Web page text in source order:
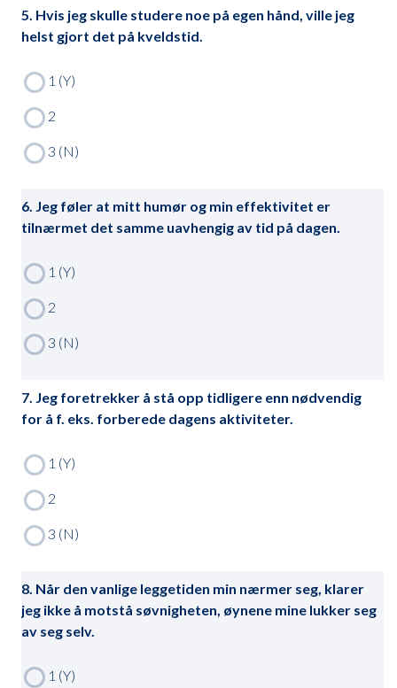
5. Hvis jeg skulle studere noe på egen hånd, ville jeg
helst gjort det på kveldstid.
6. Jeg føler at mitt humør og min effektivitet er
tilnærmet det samme uavhengig av tid på dagen.
7. Jeg foretrekker å stå opp tidligere enn nødvendig
for å f. eks. forberede dagens aktiviteter.
8. Når den vanlige leggetiden min nærmer seg, klarer
jeg ikke å motstå søvnigheten, øynene mine lukker seg
av seg selv.